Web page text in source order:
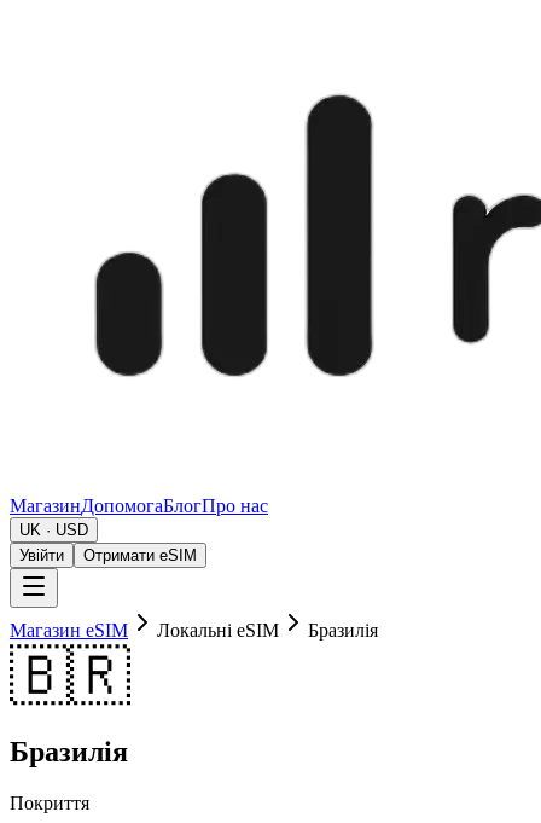
МагазинДопомогаБлогПро нас
UK · USD
Увійти
Отримати eSIM
Магазин eSIM Локальні eSIM Бразилія
🇧🇷
Бразилія
Покриття